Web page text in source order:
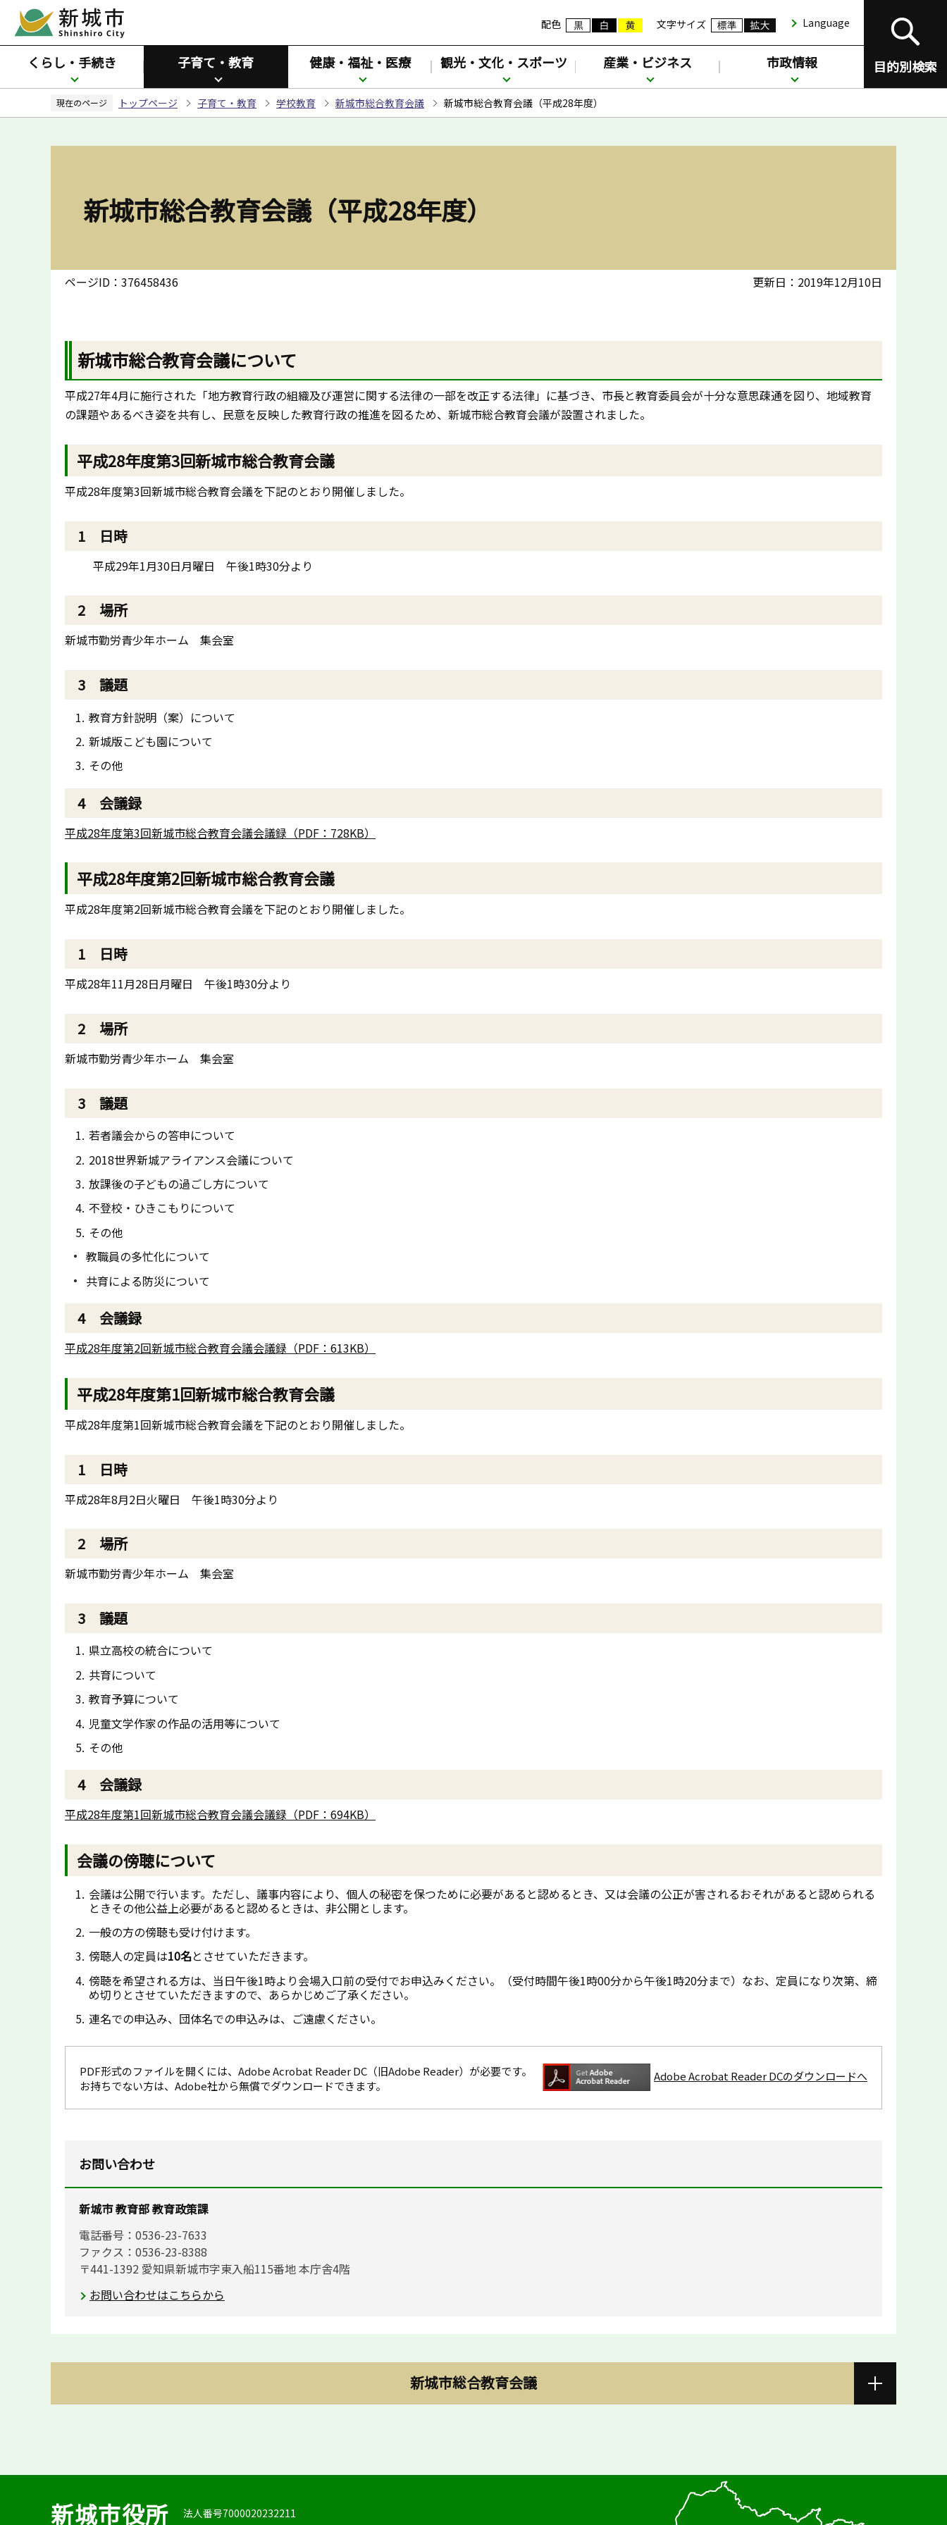
ペ
ジ
先
配色 文字サイズ Language
目的別検索
くらし・手続き 子育て・教育 健康・福祉・医療 観光・文化・スポーツ 産業・ビジネス 市政情報
現在のページ トップページ 子育て・教育 学校教育 新城市総合教育会議 新城市総合教育会議（平成28年度）
新城市総合教育会議（平成28年度）
ページID：376458436 更新日：2019年12月10日
新城市総合教育会議について
平成27年4月に施行された「地方教育行政の組織及び運営に関する法律の一部を改正する法律」に基づき、市長と教育委員会が十分な意思疎通を図り、地域教育
の課題やあるべき姿を共有し、民意を反映した教育行政の推進を図るため、新城市総合教育会議が設置されました。
平成28年度第3回新城市総合教育会議
平成28年度第3回新城市総合教育会議を下記のとおり開催しました。
1 日時
平成29年1月30日月曜日 午後1時30分より
2 場所
新城市勤労青少年ホーム 集会室
3 議題
教育方針説明（案）について
新城版こども園について
その他
4 会議録
平成28年度第3回新城市総合教育会議会議録（PDF：728KB）
平成28年度第2回新城市総合教育会議
平成28年度第2回新城市総合教育会議を下記のとおり開催しました。
1 日時
平成28年11月28日月曜日 午後1時30分より
2 場所
新城市勤労青少年ホーム 集会室
3 議題
若者議会からの答申について
2018世界新城アライアンス会議について
放課後の子どもの過ごし方について
不登校・ひきこもりについて
その他
教職員の多忙化について
共育による防災について
4 会議録
平成28年度第2回新城市総合教育会議会議録（PDF：613KB）
平成28年度第1回新城市総合教育会議
平成28年度第1回新城市総合教育会議を下記のとおり開催しました。
1 日時
平成28年8月2日火曜日 午後1時30分より
2 場所
新城市勤労青少年ホーム 集会室
3 議題
県立高校の統合について
共育について
教育予算について
児童文学作家の作品の活用等について
その他
4 会議録
平成28年度第1回新城市総合教育会議会議録（PDF：694KB）
会議の傍聴について
会議は公開で行います。ただし、議事内容により、個人の秘密を保つために必要があると認めるとき、又は会議の公正が害されるおそれがあると認められる
ときその他公益上必要があると認めるときは、非公開とします。
一般の方の傍聴も受け付けます。
傍聴人の定員は10名とさせていただきます。
傍聴を希望される方は、当日午後1時より会場入口前の受付でお申込みください。（受付時間午後1時00分から午後1時20分まで）なお、定員になり次第、締
め切りとさせていただきますので、あらかじめご了承ください。
連名での申込み、団体名での申込みは、ご遠慮ください。
PDF形式のファイルを開くには、Adobe Acrobat Reader DC（旧Adobe Reader）が必要です。
お持ちでない方は、Adobe社から無償でダウンロードできます。
Adobe Acrobat Reader DCのダウンロードへ
お問い合わせ
新城市 教育部 教育政策課
電話番号：0536-23-7633
ファクス：0536-23-8388
〒441-1392 愛知県新城市字東入船115番地 本庁舎4階
お問い合わせはこちらから
新城市総合教育会議
新城市役所 法人番号7000020232211